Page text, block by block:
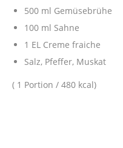
500 ml Gemüsebrühe
100 ml Sahne
1 EL Creme fraiche
Salz, Pfeffer, Muskat
( 1 Portion / 480 kcal)